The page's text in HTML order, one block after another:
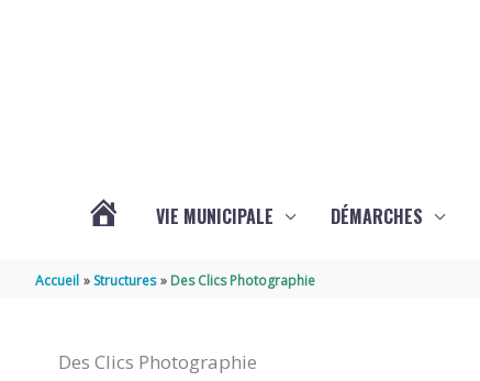
VIE MUNICIPALE DÉMARCHES
Accueil Structures Des Clics Photographie
Des Clics Photographie